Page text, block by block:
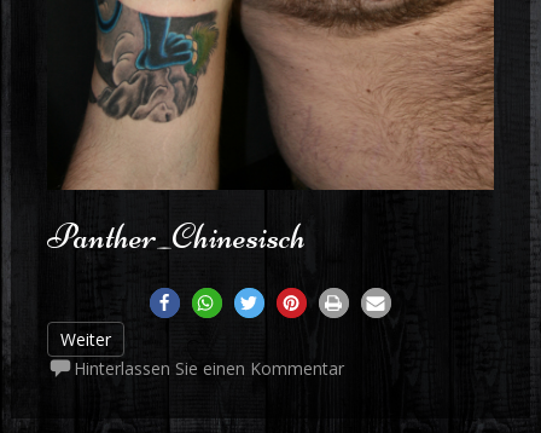
Panther_Chinesisch
Weiter
Hinterlassen Sie einen Kommentar